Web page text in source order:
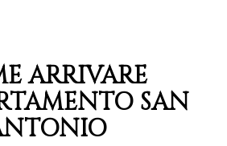
ARRIVARE
SAN